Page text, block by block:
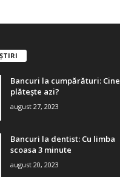
Bancuri la cumpărături: Cine
plătește azi?
august 27, 2023
Bancuri la dentist: Cu limba
scoasa 3 minute
august 20, 2023